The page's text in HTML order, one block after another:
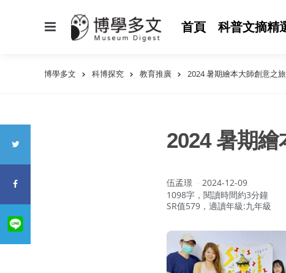
首頁 科普文摘精
博學多文 科博探究 教育推廣 2024 暑期繪本大師創意之
2024 暑期
作
者：
伍孟璟
2024-12-09
1098字，閱讀時間約3分鐘
SR值579，適讀年級:九年級